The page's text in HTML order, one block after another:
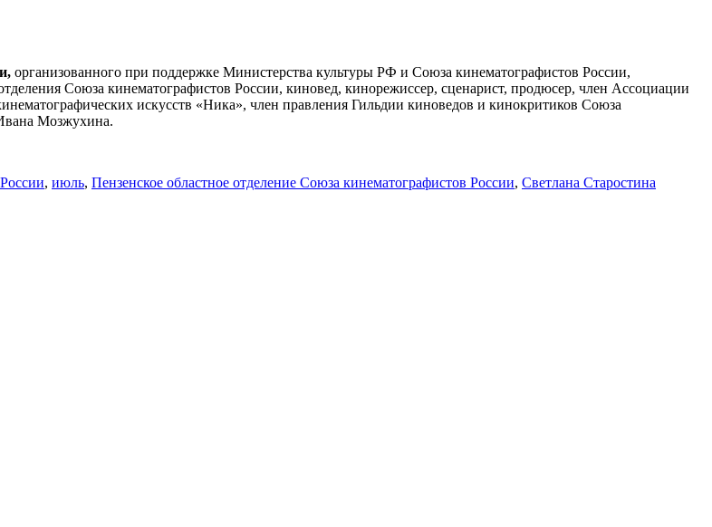
организованного при поддержке Министерства культуры РФ и Союза кинематографистов России,
Союза кинематографистов России, киновед, кинорежиссер, сценарист, продюсер, член Ассоциации
искусств «Ника», член правления Гильдии киноведов и кинокритиков Союза
Мозжухина.
, июль, Пензенское областное отделение Союза кинематографистов России, Светлана Старостина